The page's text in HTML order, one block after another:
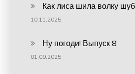
Как лиса шила волку
10.11.2025
Ну погоди! Выпуск 8
01.09.2025